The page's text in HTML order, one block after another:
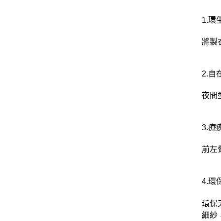
1.環
將製
2.自
夜間
3.療
前左
4.環
環保
細紗